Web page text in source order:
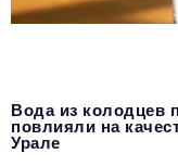
Вода из колодцев
повлияли на
Урале